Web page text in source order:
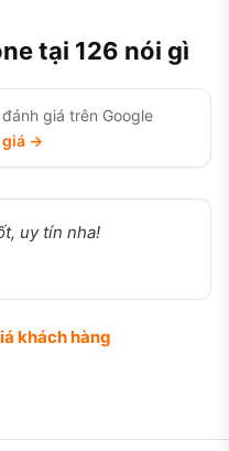
tại 126 nói gì
giá trên Google
giá →
uy tín nha!
khách hàng